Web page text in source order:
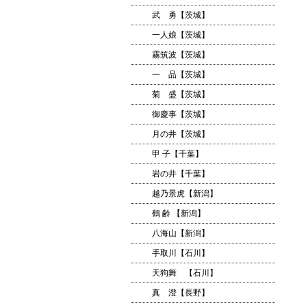
武 勇【茨城】
一人娘【茨城】
霧筑波【茨城】
一 品【茨城】
菊 盛【茨城】
御慶事【茨城】
月の井【茨城】
甲 子【千葉】
岩の井【千葉】
越乃景虎【新潟】
鶴 齢 【新潟】
八海山【新潟】
手取川【石川】
天狗舞 【石川】
真 澄【長野】